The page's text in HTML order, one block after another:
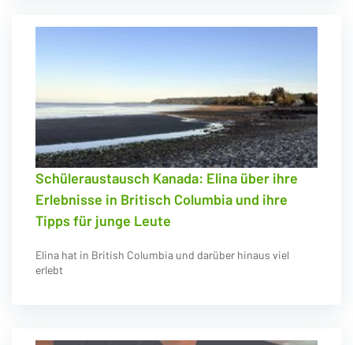
Schüleraustausch Kanada: Elina über ihre
Erlebnisse in Britisch Columbia und ihre
Tipps für junge Leute
Elina hat in British Columbia und darüber hinaus viel
erlebt